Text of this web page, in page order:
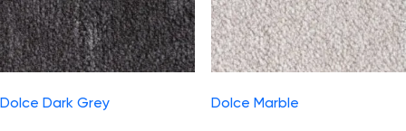
Dolce Dark Grey Dolce Marble